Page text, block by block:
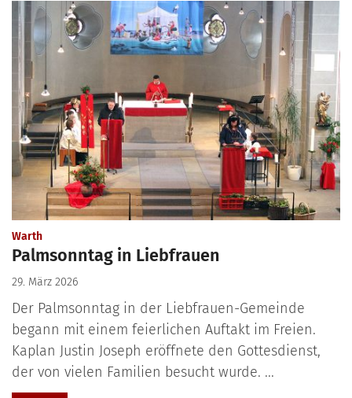
Warth:
Palmsonntag in Liebfrauen
29. März 2026
Der Palmsonntag in der Liebfrauen-Gemeinde
begann mit einem feierlichen Auftakt im Freien.
Kaplan Justin Joseph eröffnete den Gottesdienst,
der von vielen Familien besucht wurde. ...